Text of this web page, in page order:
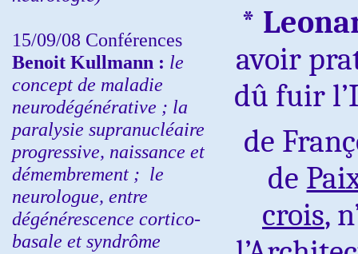
15/09/08 Conférences
Benoit Kullmann : le
concept de maladie
neurodégénérative ; la
paralysie supranucléaire
progressive, naissance et
démembrement ; le
neurologue, entre
dégénérescence cortico-
basale et syndrôme
*
avoir
dû fuir
de
de
crois,